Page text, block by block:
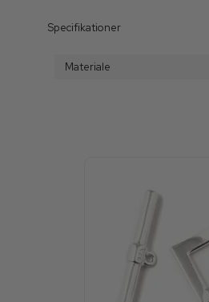
Specifikationer
Materiale